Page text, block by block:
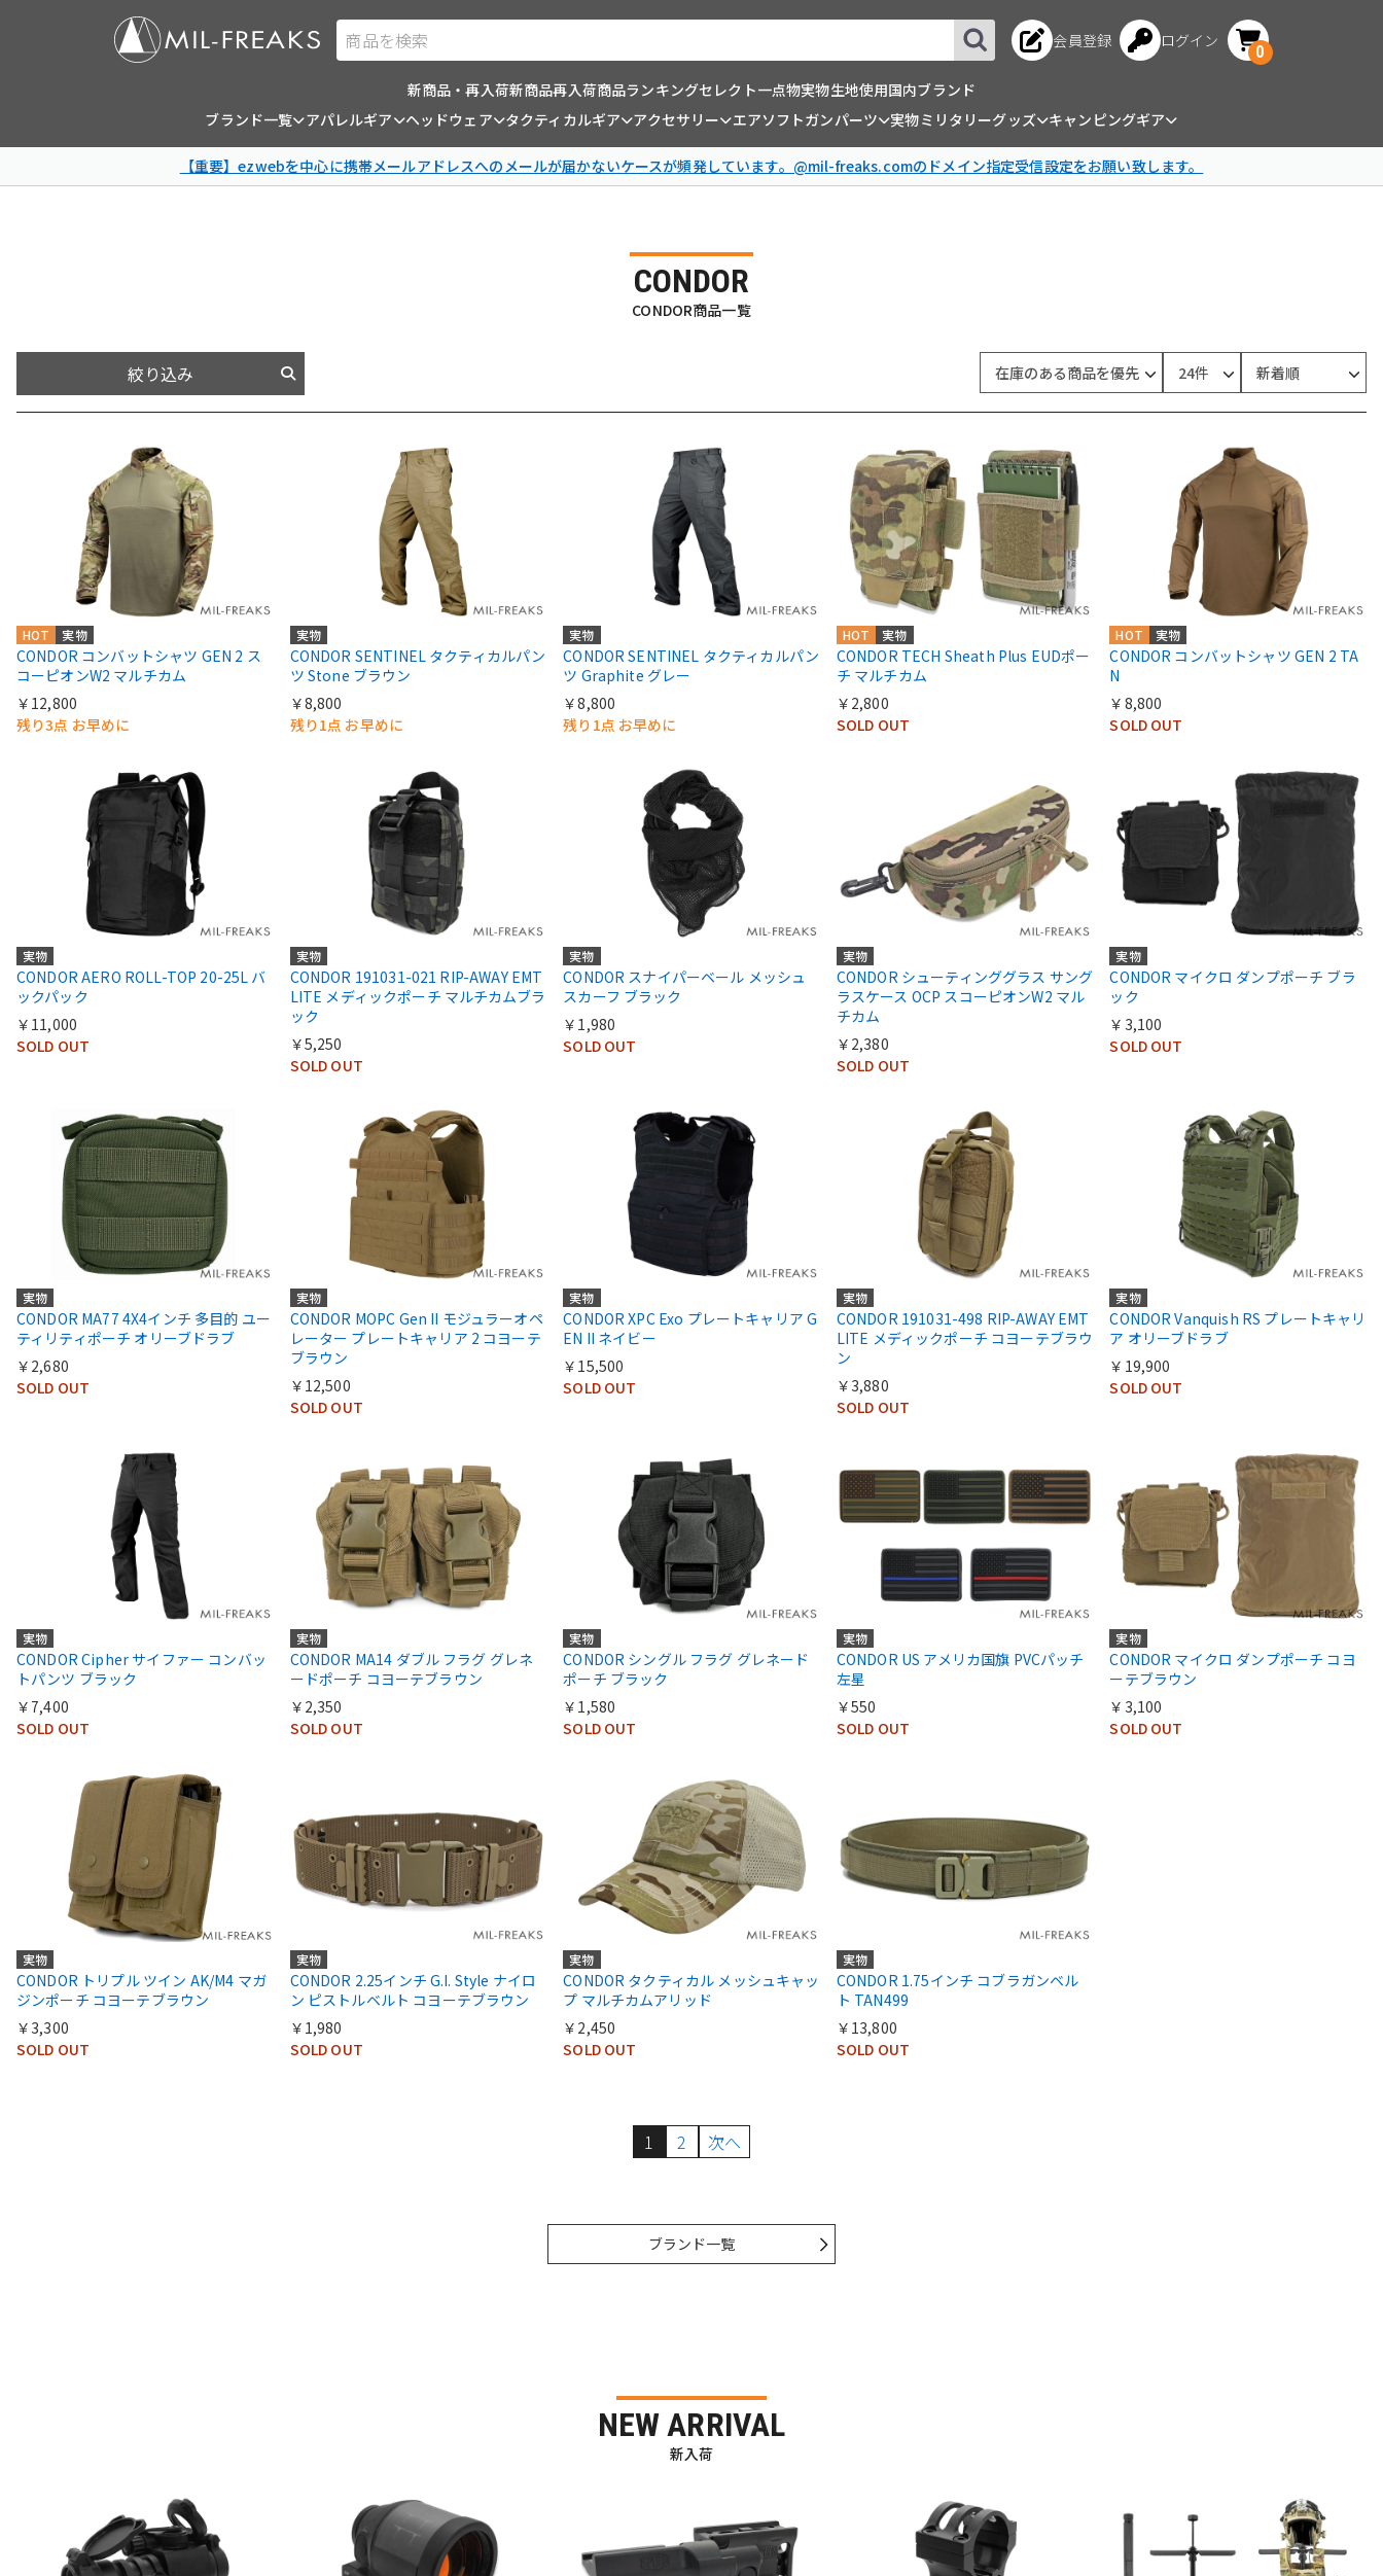
商品を検索 会員登録 ログイン
0
新商品・再入荷新商品再入荷商品ランキングセレクト一点物実物生地使用国内ブランド
ブランド一覧
アパレルギア ヘッドウェア タクティカルギア アクセサリー エアソフトガンパーツ 実物ミリタリーグッズ キャンピングギア
【重要】ezwebを中心に携帯メールアドレスへのメールが届かないケースが頻発しています。@mil-freaks.comのドメイン指定受信設定をお願い致します。
CONDOR
CONDOR商品一覧
絞り込み
HOT 実物
CONDOR コンバットシャツ GEN 2 ス
コーピオンW2 マルチカム
￥12,800
残り3点 お早めに
実物
CONDOR SENTINEL タクティカルパン
ツ Stone ブラウン
￥8,800
残り1点 お早めに
実物
CONDOR SENTINEL タクティカルパン
ツ Graphite グレー
￥8,800
残り1点 お早めに
HOT 実物
CONDOR TECH Sheath Plus EUDポー
チ マルチカム
￥2,800
SOLD OUT
HOT 実物
CONDOR コンバットシャツ GEN 2 TA
N
￥8,800
SOLD OUT
実物
CONDOR AERO ROLL-TOP 20-25L バ
ックパック
￥11,000
SOLD OUT
実物
CONDOR 191031-021 RIP-AWAY EMT
LITE メディックポーチ マルチカムブラ
ック
￥5,250
SOLD OUT
実物
CONDOR スナイパーベール メッシュ
スカーフ ブラック
￥1,980
SOLD OUT
実物
CONDOR シューティンググラス サング
ラスケース OCP スコーピオンW2 マル
チカム
￥2,380
SOLD OUT
実物
CONDOR マイクロ ダンプポーチ ブラ
ック
￥3,100
SOLD OUT
実物
CONDOR MA77 4X4インチ 多目的 ユー
ティリティポーチ オリーブドラブ
￥2,680
SOLD OUT
実物
CONDOR MOPC Gen II モジュラーオペ
レーター プレートキャリア 2 コヨーテ
ブラウン
￥12,500
SOLD OUT
実物
CONDOR XPC Exo プレートキャリア G
EN II ネイビー
￥15,500
SOLD OUT
実物
CONDOR 191031-498 RIP-AWAY EMT
LITE メディックポーチ コヨーテブラウ
ン
￥3,880
SOLD OUT
実物
CONDOR Vanquish RS プレートキャリ
ア オリーブドラブ
￥19,900
SOLD OUT
実物
CONDOR Cipher サイファー コンバッ
トパンツ ブラック
￥7,400
SOLD OUT
実物
CONDOR MA14 ダブル フラグ グレネ
ードポーチ コヨーテブラウン
￥2,350
SOLD OUT
実物
CONDOR シングル フラグ グレネード
ポーチ ブラック
￥1,580
SOLD OUT
実物
CONDOR US アメリカ国旗 PVCパッチ
左星
￥550
SOLD OUT
実物
CONDOR マイクロ ダンプポーチ コヨ
ーテブラウン
￥3,100
SOLD OUT
実物
CONDOR トリプル ツイン AK/M4 マガ
ジンポーチ コヨーテブラウン
￥3,300
SOLD OUT
実物
CONDOR 2.25インチ G.I. Style ナイロ
ン ピストルベルト コヨーテブラウン
￥1,980
SOLD OUT
実物
CONDOR タクティカル メッシュキャッ
プ マルチカムアリッド
￥2,450
SOLD OUT
実物
CONDOR 1.75インチ コブラガンベル
ト TAN499
￥13,800
SOLD OUT
1 2 次へ
ブランド一覧
NEW ARRIVAL
新入荷